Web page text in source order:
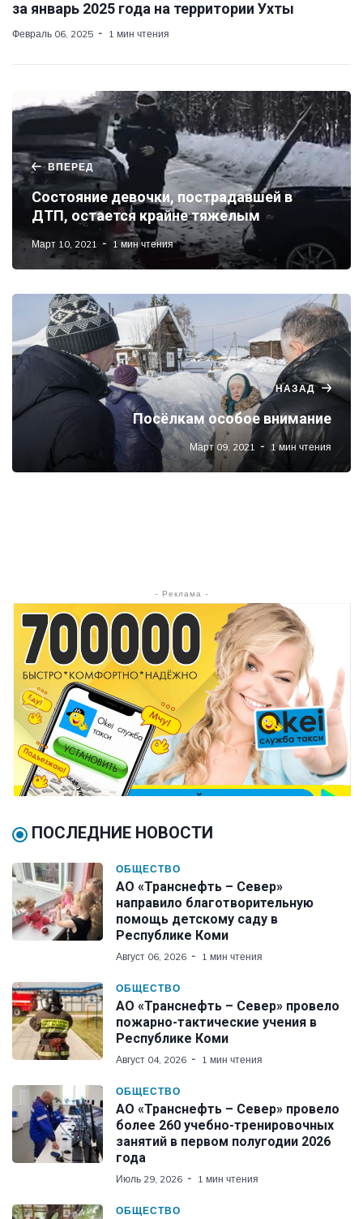
за январь 2025 года на территории Ухты
Февраль 06, 2025 1 мин чтения
ВПЕРЕД
Состояние девочки, пострадавшей в
ДТП, остается крайне тяжелым
Март 10, 2021 1 мин чтения
НАЗАД
Посёлкам особое внимание
Март 09, 2021 1 мин чтения
- Реклама -
ПОСЛЕДНИЕ НОВОСТИ
ОБЩЕСТВО
АО «Транснефть – Север»
направило благотворительную
помощь детскому саду в
Республике Коми
Август 06, 2026 1 мин чтения
ОБЩЕСТВО
АО «Транснефть – Север» провело
пожарно-тактические учения в
Республике Коми
Август 04, 2026 1 мин чтения
ОБЩЕСТВО
АО «Транснефть – Север» провело
более 260 учебно-тренировочных
занятий в первом полугодии 2026
года
Июль 29, 2026 1 мин чтения
ОБЩЕСТВО